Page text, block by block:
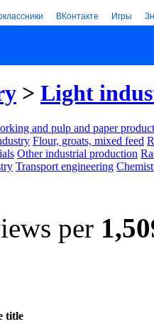
ВКонтакте Игры
> Light
and pulp and paper
Flour, groats, mixed feed
Other industrial production
Transport engineering
per
title